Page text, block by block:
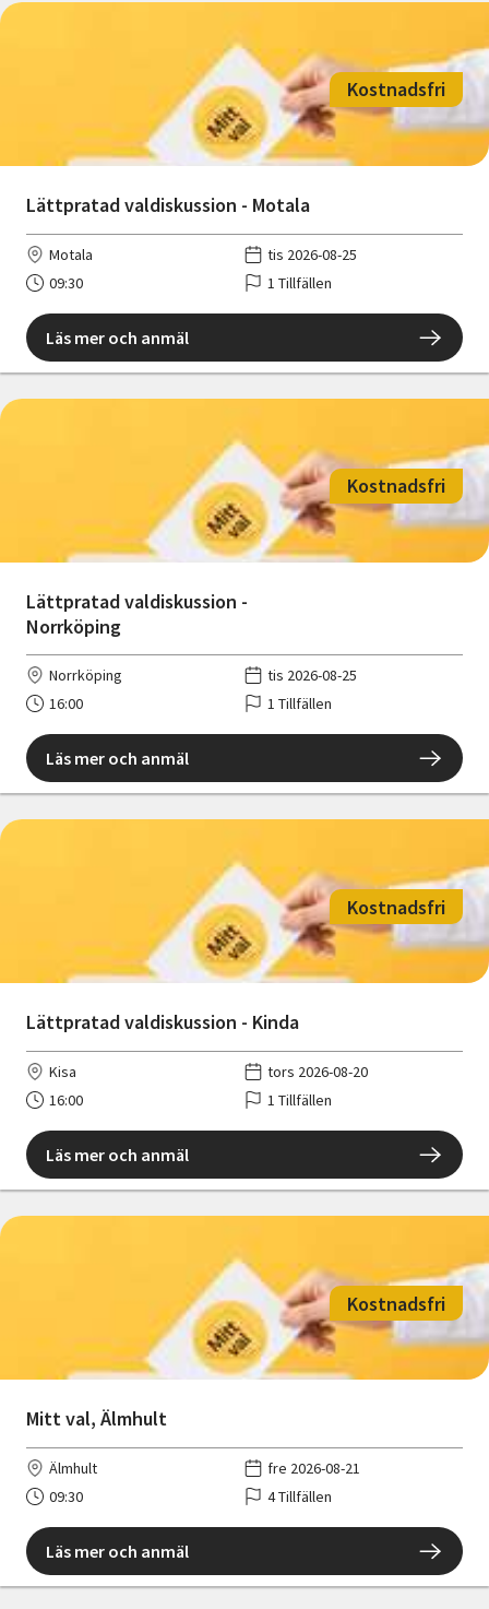
Lättpratad valdiskussion - Motala
Kostnadsfri
Motala
tis 2026-08-25
09:30
1 Tillfällen
Läs mer och anmäl
Lättpratad valdiskussion -
Norrköping
Kostnadsfri
Norrköping
tis 2026-08-25
16:00
1 Tillfällen
Läs mer och anmäl
Lättpratad valdiskussion - Kinda
Kostnadsfri
Kisa
tors 2026-08-20
16:00
1 Tillfällen
Läs mer och anmäl
Mitt val, Älmhult
Kostnadsfri
Älmhult
fre 2026-08-21
09:30
4 Tillfällen
Läs mer och anmäl